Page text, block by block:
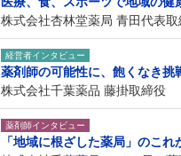
株式会社杏林堂薬局 青田代表取
経営者インタビュー
薬剤師の可能性に、飽くなき挑
株式会社千葉薬品 藤掛取締役
薬剤師インタビュー
「地域に根ざした薬局」のこれ